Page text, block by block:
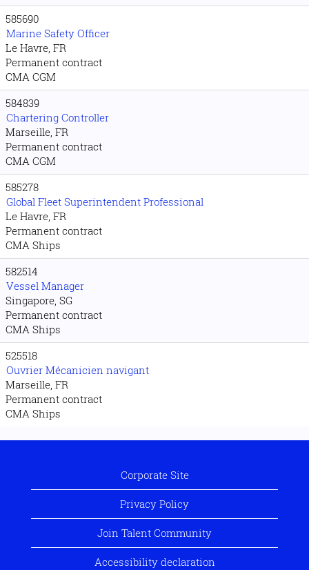
585690
Marine Safety Officer
Le Havre, FR
Permanent contract
CMA CGM
584839
Chartering Controller
Marseille, FR
Permanent contract
CMA CGM
585278
Global Fleet Superintendent Professional
Le Havre, FR
Permanent contract
CMA Ships
582514
Vessel Manager
Singapore, SG
Permanent contract
CMA Ships
525518
Ouvrier Mécanicien navigant
Marseille, FR
Permanent contract
CMA Ships
Corporate Site
Privacy Policy
Join Talent Community
Accessibility declaration